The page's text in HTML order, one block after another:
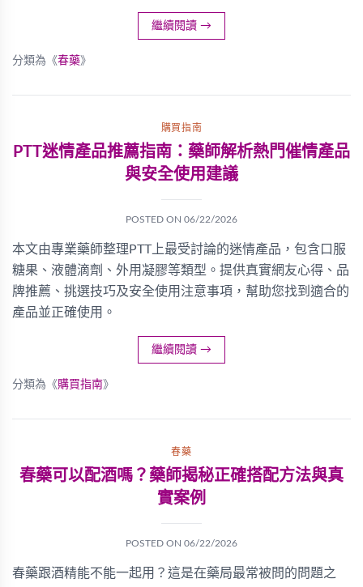
繼續閱讀 →
分類為《春藥》
購買指南
PTT迷情產品推薦指南：藥師解析熱門催情產品
與安全使用建議
POSTED ON 06/22/2026
本文由專業藥師整理PTT上最受討論的迷情產品，包含口服
糖果、液體滴劑、外用凝膠等類型。提供真實網友心得、品
牌推薦、挑選技巧及安全使用注意事項，幫助您找到適合的
產品並正確使用。
繼續閱讀 →
分類為《購買指南》
春藥
春藥可以配酒嗎？藥師揭秘正確搭配方法與真
實案例
POSTED ON 06/22/2026
春藥跟酒精能不能一起用？這是在藥局最常被問的問題之